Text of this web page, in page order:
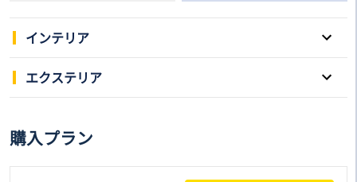
インテリア
パワーウインドウ
スマートキー 本革シート
3列シート
フルフラットシート 後席モニター
エクステリア
アルミホイール
購入プラン